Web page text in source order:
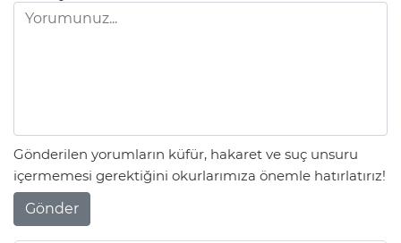
Gönderilen yorumların küfür, hakaret ve suç unsuru
içermemesi gerektiğini okurlarımıza önemle hatırlatırız!
Gönder